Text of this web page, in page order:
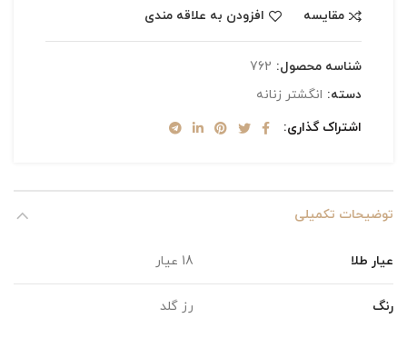
مقایسه افزودن به علاقه مندی
شناسه محصول: 762
دسته: انگشتر زنانه
اشتراک گذاری
توضیحات تکمیلی
عیار طلا 18 عیار
رنگ رز گلد